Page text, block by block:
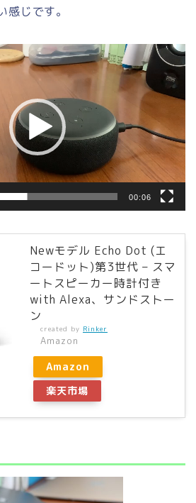
じです。
00:06
Newモデル Echo Dot (エ
コードット)第3世代 – スマ
ートスピーカー時計付き
with Alexa、サンドストー
ン
created by Rinker
Amazon
Amazon
楽天市場